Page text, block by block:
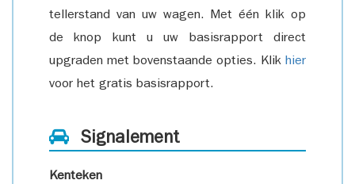
tellerstand van uw wagen. Met één klik op
de knop kunt u uw basisrapport direct
upgraden met bovenstaande opties. Klik hier
voor het gratis basisrapport.
Signalement
Kenteken